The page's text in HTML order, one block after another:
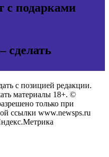
с подарками
сделать
с позицией редакции.
материалы 18+. ©
только при
ссылки www.newsps.ru